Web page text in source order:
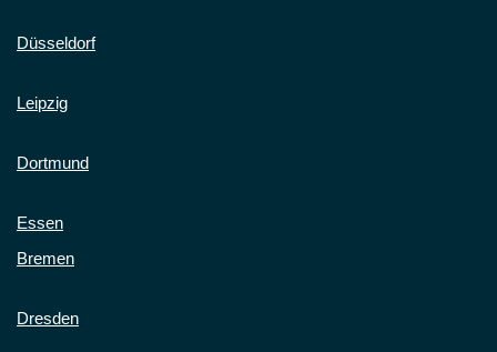
Düsseldorf
Leipzig
Dortmund
Essen
Bremen
Dresden